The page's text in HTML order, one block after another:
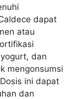
dapat
atau
dan
mengonsumsi
ini dapat
dan